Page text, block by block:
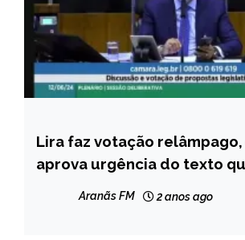
BRASIL
NOTÍCIAS
Lira faz votação relâmpago,
aprova urgência do texto
Aranãs FM 2 anos ago